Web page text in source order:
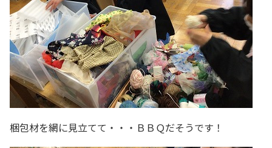
梱包材を網に見立てて・・・ＢＢＱだそうです！